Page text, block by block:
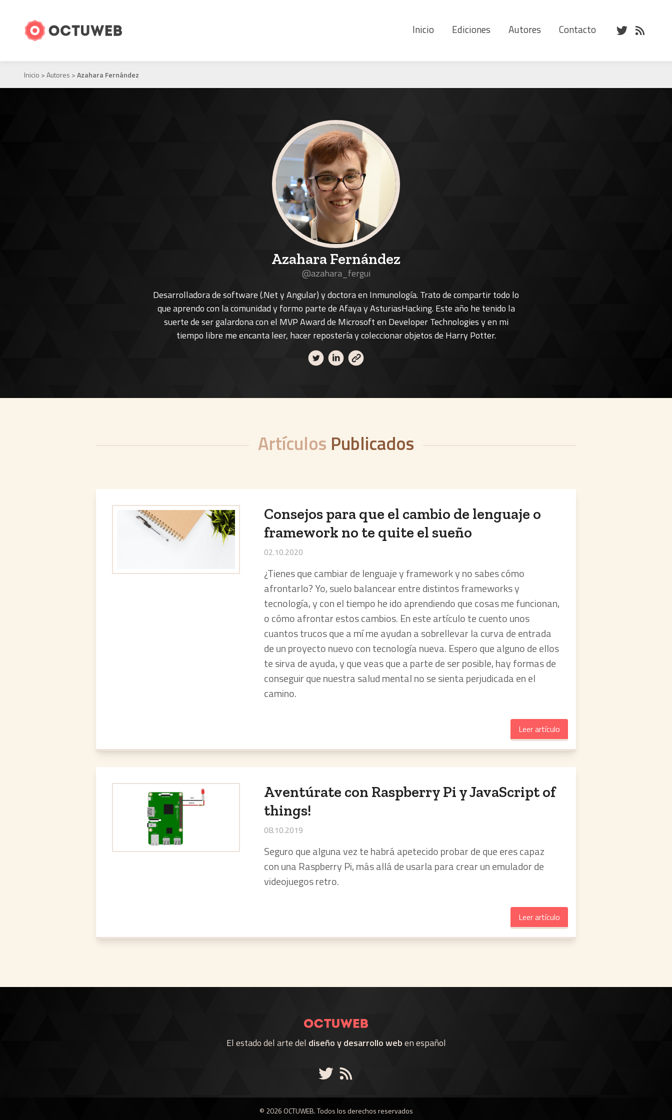
Inicio Ediciones Autores Contacto
Inicio >Autores >Azahara Fernández
Azahara Fernández
@azahara_fergui
Desarrolladora de software (.Net y Angular) y doctora en Inmunología. Trato de compartir todo lo
que aprendo con la comunidad y formo parte de Afaya y AsturiasHacking. Este año he tenido la
suerte de ser galardona con el MVP Award de Microsoft en Developer Technologies y en mi
tiempo libre me encanta leer, hacer repostería y coleccionar objetos de Harry Potter.
Artículos Publicados
Consejos para que el cambio de lenguaje o
framework no te quite el sueño
02.10.2020
¿Tienes que cambiar de lenguaje y framework y no sabes cómo
afrontarlo? Yo, suelo balancear entre distintos frameworks y
tecnología, y con el tiempo he ido aprendiendo que cosas me funcionan,
o cómo afrontar estos cambios. En este artículo te cuento unos
cuantos trucos que a mí me ayudan a sobrellevar la curva de entrada
de un proyecto nuevo con tecnología nueva. Espero que alguno de ellos
te sirva de ayuda, y que veas que a parte de ser posible, hay formas de
conseguir que nuestra salud mental no se sienta perjudicada en el
camino.
Leer artículo
Aventúrate con Raspberry Pi y JavaScript of
things!
08.10.2019
Seguro que alguna vez te habrá apetecido probar de que eres capaz
con una Raspberry Pi, más allá de usarla para crear un emulador de
videojuegos retro.
Leer artículo
El estado del arte del diseño y desarrollo weben español
© 2026 OCTUWEB. Todos los derechos reservados